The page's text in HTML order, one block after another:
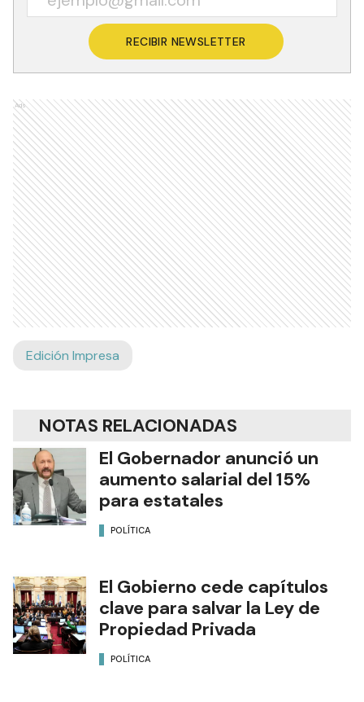
RECIBIR NEWSLETTER
Ads
Edición Impresa
NOTAS RELACIONADAS
El Gobernador anunció un
aumento salarial del 15%
para estatales
POLÍTICA
El Gobierno cede capítulos
clave para salvar la Ley de
Propiedad Privada
POLÍTICA